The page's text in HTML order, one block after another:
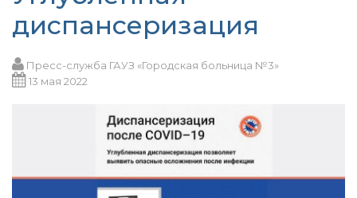
диспансеризация
Пресс-служба ГАУЗ «Городская больница №3»
13 мая 2022